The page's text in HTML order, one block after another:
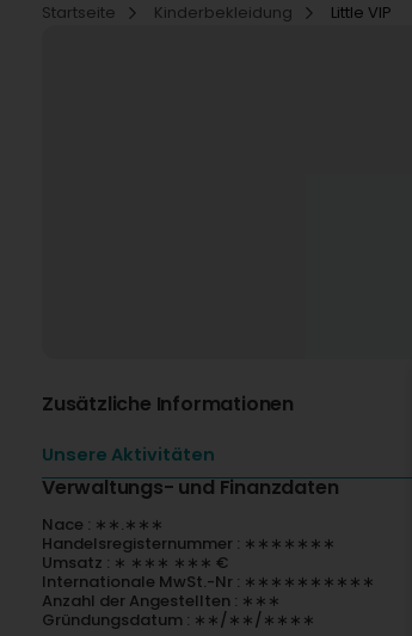
Startseite
Kinderbekleidung Little VIP
Zusätzliche Informationen
Unsere Aktivitäten
Verwaltungs- und Finanzdaten
Nace : ∗∗.∗∗∗
Handelsregisternummer : ∗∗∗∗∗∗∗
Umsatz : ∗ ∗∗∗ ∗∗∗ €
Internationale MwSt.-Nr : ∗∗∗∗∗∗∗∗∗∗
Anzahl der Angestellten : ∗∗∗
Gründungsdatum : ∗∗/∗∗/∗∗∗∗